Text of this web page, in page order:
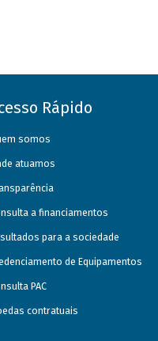
Rápido
somos
atuamos
a financiamentos
para a sociedade
de Equipamentos
PAC
contratuais